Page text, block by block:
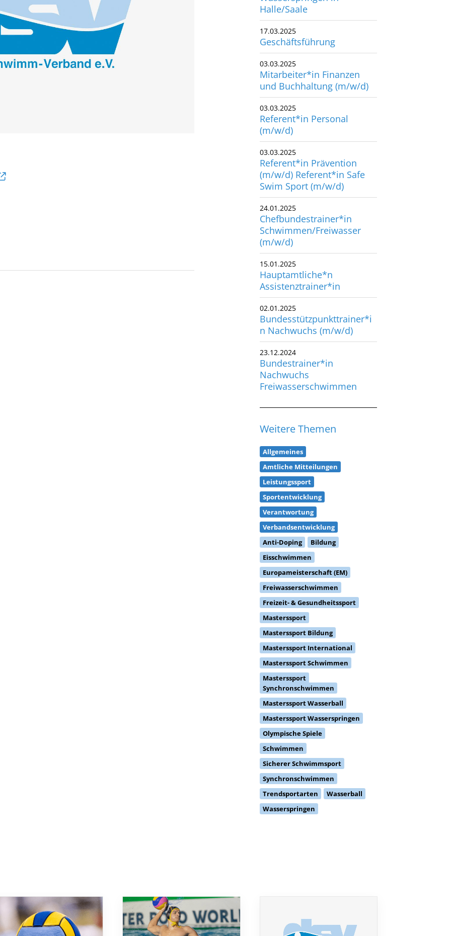
Halle/Saale
17.03.2025
Geschäftsführung
03.03.2025
Mitarbeiter*in Finanzen
und Buchhaltung (m/w/d)
03.03.2025
Referent*in Personal
(m/w/d)
03.03.2025
Referent*in Prävention
(m/w/d) Referent*in Safe
Swim Sport (m/w/d)
24.01.2025
Chefbundestrainer*in
Schwimmen/Freiwasser
(m/w/d)
15.01.2025
Hauptamtliche*n
Assistenztrainer*in
02.01.2025
Bundesstützpunkttrainer*i
n Nachwuchs (m/w/d)
23.12.2024
Bundestrainer*in
Nachwuchs
Freiwasserschwimmen
Weitere Themen
Allgemeines
Amtliche Mitteilungen
Leistungssport
Sportentwicklung
Verantwortung
Verbandsentwicklung
Anti-Doping
Bildung
Eisschwimmen
Europameisterschaft (EM)
Freiwasserschwimmen
Freizeit- & Gesundheitssport
Masterssport
Masterssport Bildung
Masterssport International
Masterssport Schwimmen
Masterssport
Synchronschwimmen
Masterssport Wasserball
Masterssport Wasserspringen
Olympische Spiele
Schwimmen
Sicherer Schwimmsport
Synchronschwimmen
Trendsportarten
Wasserball
Wasserspringen
Abteilungen
Schwimmen
Freiwasserschwimmen
Deutscher Schwimm-Verband e.V.
Korbacher Straße 93
D-34132 Kassel
Fax: +49 561 94083-15
info@dsv.de